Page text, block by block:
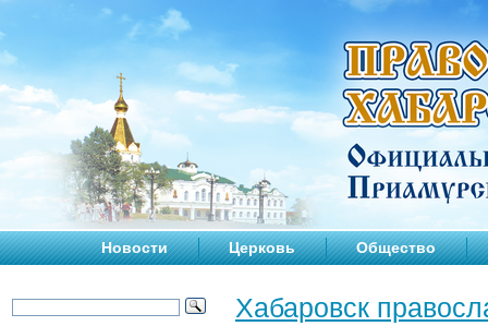
Новости Церковь Общество
Хабаровск